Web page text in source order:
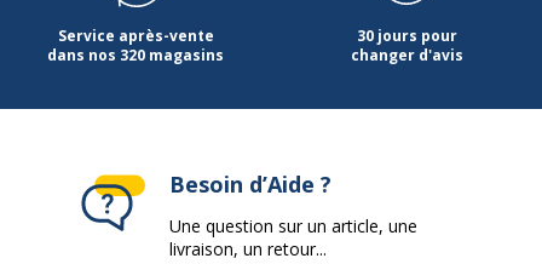
Service après-vente
dans nos 320 magasins
30 jours pour
changer d'avis
Besoin d’Aide ?
Une question sur un article, une
livraison, un retour...